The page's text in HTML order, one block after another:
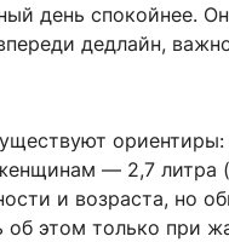
день спокойнее.
дедлайн,
— 2,7 литра
и возраста, но
об этом только при